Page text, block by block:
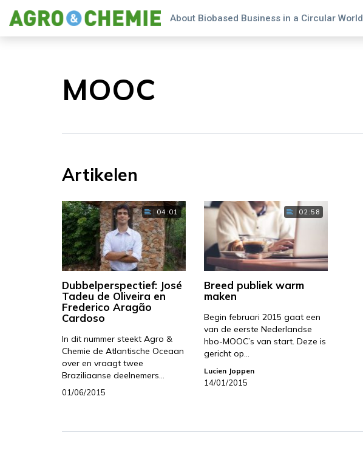
About Biobased Business in a Circular World
MOOC
Artikelen
04:01
Dubbelperspectief: José
Tadeu de Oliveira en
Frederico Aragão
Cardoso
In dit nummer steekt Agro &
Chemie de Atlantische Oceaan
over en vraagt twee
Braziliaanse deelnemers…
01/06/2015
02:58
Breed publiek warm
maken
Begin februari 2015 gaat een
van de eerste Nederlandse
hbo-MOOC’s van start. Deze is
gericht op…
Lucien Joppen
14/01/2015